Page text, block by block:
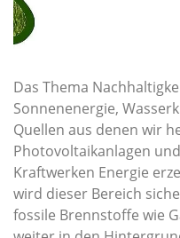
Das Thema
Sonnenenergie,
Quellen aus denen wir
Photovoltaikanlagen
Kraftwerken Energie
wird dieser Bereich
fossile Brennstoffe wie